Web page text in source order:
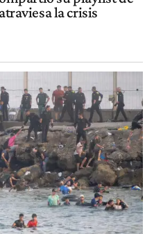
la crisis